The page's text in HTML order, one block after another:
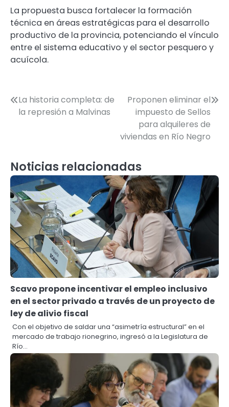
La propuesta busca fortalecer la formación
técnica en áreas estratégicas para el desarrollo
productivo de la provincia, potenciando el vínculo
entre el sistema educativo y el sector pesquero y
acuícola.
Navegación
La historia completa: de
la represión a Malvinas
Proponen eliminar el
impuesto de Sellos
para alquileres de
viviendas en Río Negro
Noticias relacionadas
Scavo propone incentivar el empleo inclusivo
en el sector privado a través de un proyecto de
ley de alivio fiscal
Con el objetivo de saldar una “asimetría estructural” en el
mercado de trabajo rionegrino, ingresó a la Legislatura de
Río…